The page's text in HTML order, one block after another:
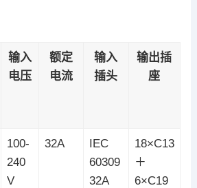
输入
电压
额定
电流
输入
插头
输出插
座
100-
240
V
32A
IEC
60309
32A
18×C13
＋
6×C19